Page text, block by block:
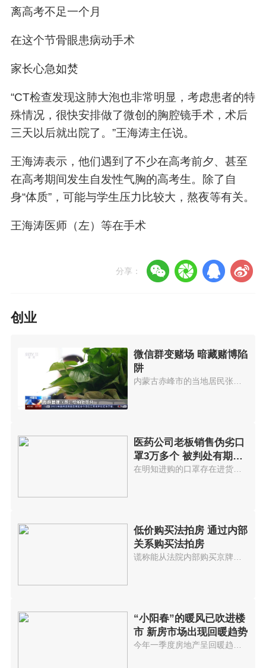
离高考不足一个月
在这个节骨眼患病动手术
家长心急如焚
“CT检查发现这肺大泡也非常明显，考虑患者的特
殊情况，很快安排做了微创的胸腔镜手术，术后
三天以后就出院了。”王海涛主任说。
王海涛表示，他们遇到了不少在高考前夕、甚至
在高考期间发生自发性气胸的高考生。除了自
身“体质”，可能与学生压力比较大，熬夜等有关。
王海涛医师（左）等在手术
分享：
创业
微信群变赌场 暗藏赌博陷
阱
医药公司老板销售伪劣口
罩3万多个 被判处有期徒
刑7年
在明知进购的口罩存在进货渠道不...
低价购买法拍房 通过内部
关系购买法拍房
谎称能从法院内部购买京牌小客车...
“小阳春”的暖风已吹进楼
市 新房市场出现回暖趋势
今年一季度房地产呈回暖趋势进入...